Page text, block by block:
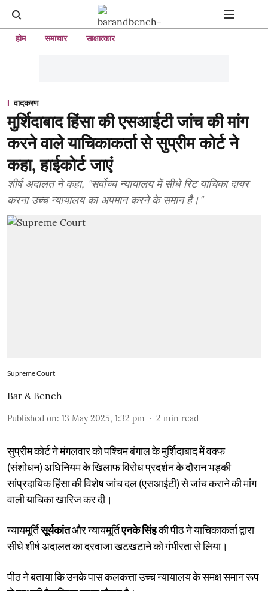
होम समाचार साक्षात्कार
वादकरण
मुर्शिदाबाद हिंसा की एसआईटी जांच की मांग
करने वाले याचिकाकर्ता से सुप्रीम कोर्ट ने
कहा, हाईकोर्ट जाएं
शीर्ष अदालत ने कहा, "सर्वोच्च न्यायालय में सीधे रिट याचिका दायर
करना उच्च न्यायालय का अपमान करने के समान है।"
Supreme Court
Bar & Bench
Published on: 13 May 2025, 1:32 pm 2 min read
सुप्रीम कोर्ट ने मंगलवार को पश्चिम बंगाल के मुर्शिदाबाद में वक्फ
(संशोधन) अधिनियम के खिलाफ विरोध प्रदर्शन के दौरान भड़की
सांप्रदायिक हिंसा की विशेष जांच दल (एसआईटी) से जांच कराने की मांग
वाली याचिका खारिज कर दी।
न्यायमूर्तिसूर्यकांतऔर न्यायमूर्तिएनके सिंहकी पीठ ने याचिकाकर्ता द्वारा
सीधे शीर्ष अदालत का दरवाजा खटखटाने को गंभीरता से लिया।
पीठ ने बताया कि उनके पास कलकत्ता उच्च न्यायालय के समक्ष समान रूप